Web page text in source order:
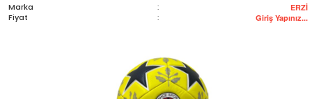
Marka
: ERZİ
Fiyat : Giriş Yapınız...